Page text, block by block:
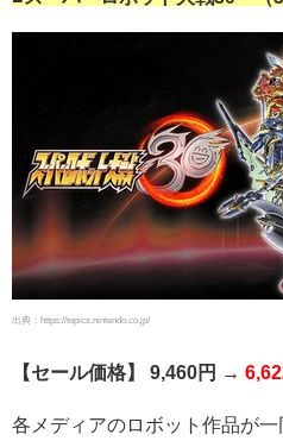
出典：https://topics.nintendo.co.jp/
【セール価格】 9,460円 →
各メディアのロボット作品が